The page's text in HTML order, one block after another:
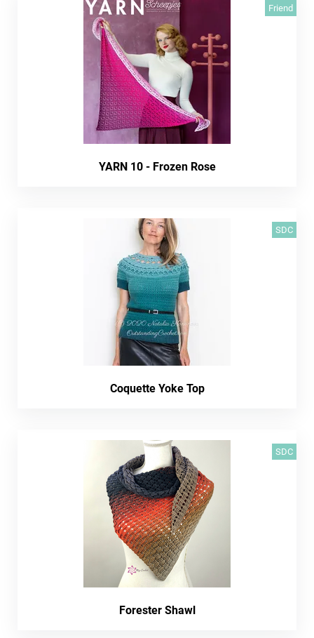
Friend
YARN 10 - Frozen Rose
SDC
Coquette Yoke Top
SDC
Forester Shawl